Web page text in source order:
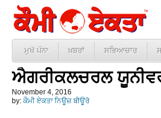
ਮੁਖੱ ਪੰਨਾ ਖ਼ਬਰਾਂ ਸਭਿਆਚਾਰ
ਐਗਰੀਕਲਚਰਲ
November 4, 2016
by: ਕੌਮੀ ਏਕਤਾ ਨਿਊਜ਼ ਬੀਊਰੋ